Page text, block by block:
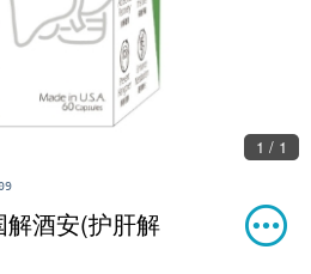
1 / 1
酒安(护肝解